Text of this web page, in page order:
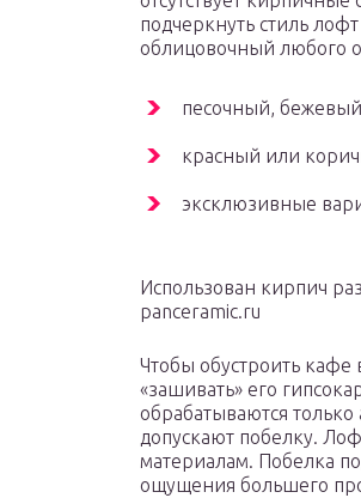
подчеркнуть стиль
облицовочный любого
песочный,
красный или
эксклюзивные
Использован кирпич
panceramic.ru
Чтобы обустроить
«зашивать» его
обрабатываются
допускают побелку.
материалам. Побелка
ощущения большего